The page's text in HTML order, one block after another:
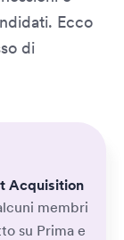
Ecco
di
Acquisition
membri
su Prima e